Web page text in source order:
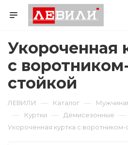
Укороченная
с
стойкой
ЛЕВИЛИ — Каталог —
— Куртки — Демисезонные —
Укороченная куртка с воротником-